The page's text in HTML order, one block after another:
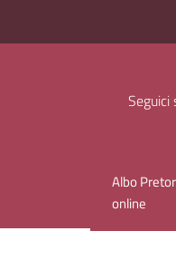
Seguici
Albo
online